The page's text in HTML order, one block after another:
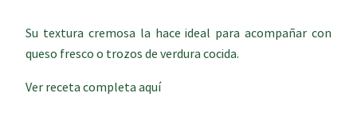
Su textura cremosa la hace ideal para acompañar con
queso fresco o trozos de verdura cocida.
Ver receta completa aquí